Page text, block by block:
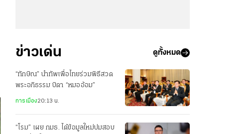
ข่าวเด่น ดูทั้งหมด
“ทักษิณ” นำทัพเพื่อไทยร่วมพิธีสวด
พระอภิธรรม บิดา “หมออ้อม”
การเมือง20:13 น.
“โรม” เผย กมธ. ได้ข้อมูลใหม่ปมสอบ